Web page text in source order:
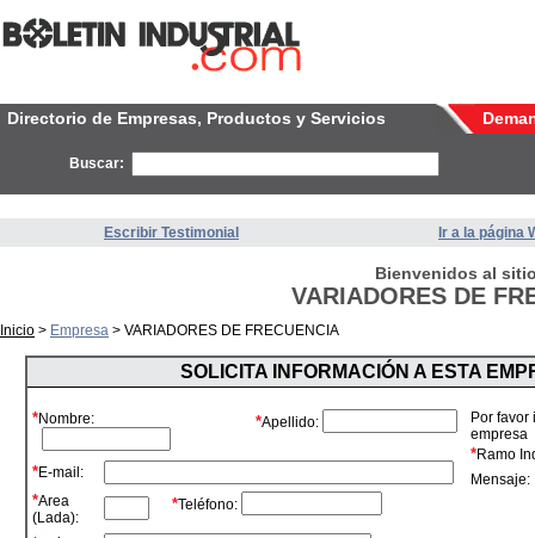
Directorio de Empresas, Productos y Servicios
Buscar:
Escribir Testimonial Ir a la página
Bienvenidos al
VARIADORES DE
Inicio > Empresa > VARIADORES DE FRECUENCIA
SOLICITA INFORMACIÓN A ESTA
*Nombre: *Apellido:
*E-mail:
*Area
(Lada):
*Teléfono:
Por
empresa
*Ramo
Mensaje: